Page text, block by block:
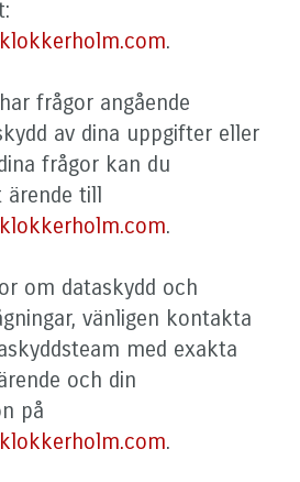
.
frågor angående
av dina uppgifter eller
frågor kan du
ärende till
.
om dataskydd och
vänligen kontakta
med exakta
och din
på
.